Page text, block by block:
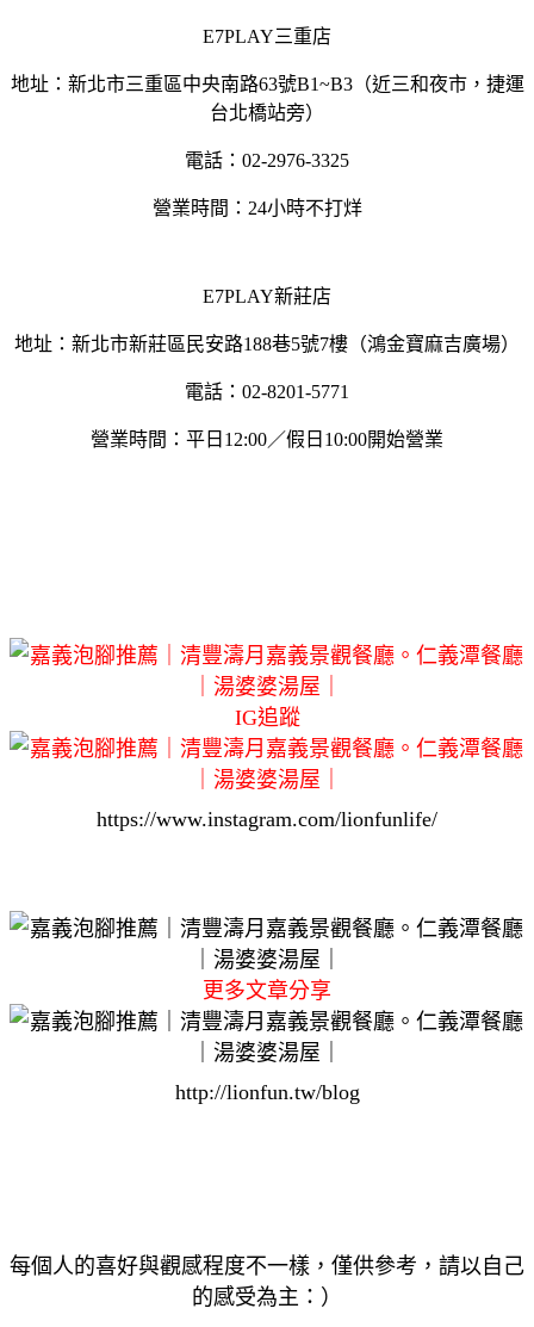
E7PLAY三重店
地址：新北市三重區中央南路63號B1~B3（近三和夜市，捷運
台北橋站旁）
電話：02-2976-3325
營業時間：24小時不打烊
E7PLAY新莊店
地址：新北市新莊區民安路188巷5號7樓（鴻金寶麻吉廣場）
電話：02-8201-5771
營業時間：平日12:00／假日10:00開始營業
IG追蹤
https://www.instagram.com/lionfunlife/
更多文章分享
http://lionfun.tw/blog
每個人的喜好與觀感程度不一樣，僅供參考，請以自己
的感受為主：）